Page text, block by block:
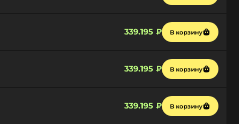
339.195 ₽ В корзину
339.195 ₽ В корзину
339.195 ₽ В корзину